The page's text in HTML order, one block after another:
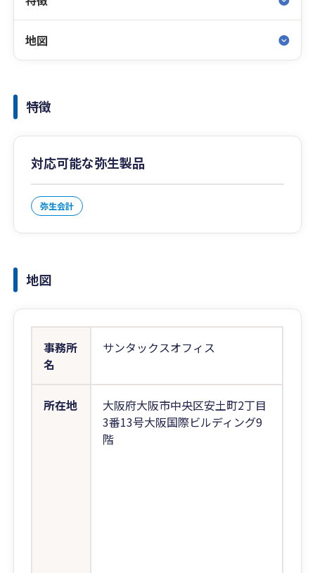
地図
特徴
対応可能な弥生製品
弥生会計
地図
事務所
名
サンタックスオフィス
所在地
大阪府大阪市中央区安土町2丁目
3番13号大阪国際ビルディング9
階